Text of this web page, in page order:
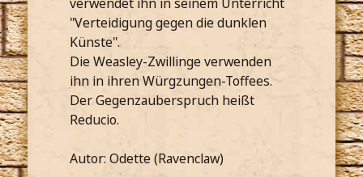
"Verteidigung gegen die dunklen
Künste".
Die Weasley-Zwillinge verwenden
ihn in ihren Würgzungen-Toffees.
Der Gegenzauberspruch heißt
Reducio.
Autor: Odette (Ravenclaw)